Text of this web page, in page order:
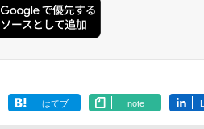
はてブ note